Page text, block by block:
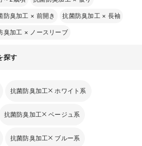
防臭加工 × 前開き 抗菌防臭加工 × 長袖
臭加工 × ノースリーブ
探す
抗菌防臭加工 ホワイト系
抗菌防臭加工 ベージュ系
抗菌防臭加工 ブルー系